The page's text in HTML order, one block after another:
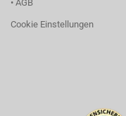
• AGB
Cookie Einstellungen